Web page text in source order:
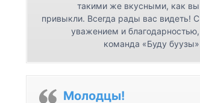
такими же вкусными, как вы
привыкли. Всегда рады вас видеть! С
уважением и благодарностью,
команда «Буду буузы»
Молодцы!